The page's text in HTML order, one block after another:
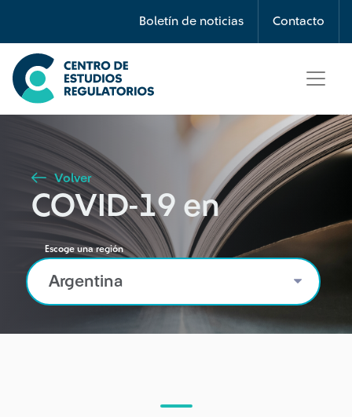
Boletín de noticias Contacto
Búsqueda
Seleccione país
Tipo de artículo
Buscar
Volver
COVID-19 en
Escoge una región